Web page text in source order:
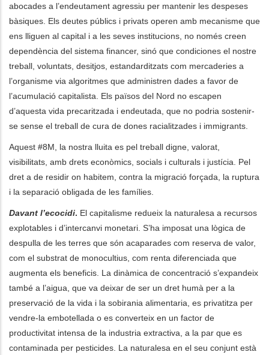
abocades a l’endeutament agressiu per mantenir les despeses
bàsiques. Els deutes públics i privats operen amb mecanisme que
ens lliguen al capital i a les seves institucions, no només creen
dependència del sistema financer, sinó que condiciones el nostre
treball, voluntats, desitjos, estandarditzats com mercaderies a
l’organisme via algoritmes que administren dades a favor de
l’acumulació capitalista. Els països del Nord no escapen
d’aquesta vida precaritzada i endeutada, que no podria sostenir-
se sense el treball de cura de dones racialitzades i immigrants.
Aquest #8M, la nostra lluita es pel treball digne, valorat,
visibilitats, amb drets econòmics, socials i culturals i justícia. Pel
dret a de residir on habitem, contra la migració forçada, la ruptura
i la separació obligada de les famílies.
Davant l’ecocidi. El capitalisme redueix la naturalesa a recursos
explotables i d’intercanvi monetari. S’ha imposat una lògica de
despulla de les terres que són acaparades com reserva de valor,
com el substrat de monocultius, com renta diferenciada que
augmenta els beneficis. La dinàmica de concentració s’expandeix
també a l’aigua, que va deixar de ser un dret humà per a la
preservació de la vida i la sobirania alimentaria, es privatitza per
vendre-la embotellada o es converteix en un factor de
productivitat intensa de la industria extractiva, a la par que es
contaminada per pesticides. La naturalesa en el seu conjunt està